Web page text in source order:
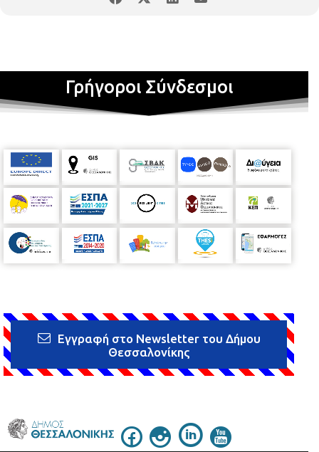
Γρήγοροι Σύνδεσμοι
Εγγραφή στο Newsletter του Δήμου
Θεσσαλονίκης